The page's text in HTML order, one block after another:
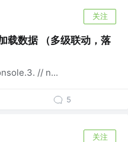
关注
数据 （多级联动，落
// n...
5
关注